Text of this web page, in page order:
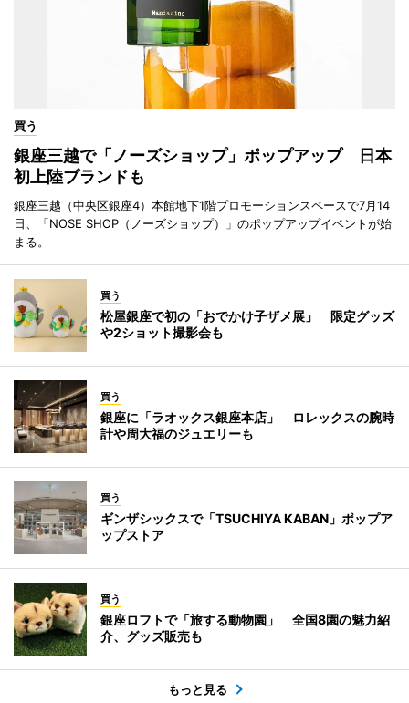
買う
銀座三越で「ノーズショップ」ポップアップ 日本
初上陸ブランドも
銀座三越（中央区銀座4）本館地下1階プロモーションスペースで7月14
日、「NOSE SHOP（ノーズショップ）」のポップアップイベントが始
まる。
買う
松屋銀座で初の「おでかけ子ザメ展」 限定グッズ
や2ショット撮影会も
買う
銀座に「ラオックス銀座本店」 ロレックスの腕時
計や周大福のジュエリーも
買う
ギンザシックスで「TSUCHIYA KABAN」ポップア
ップストア
買う
銀座ロフトで「旅する動物園」 全国8園の魅力紹
介、グッズ販売も
もっと見る